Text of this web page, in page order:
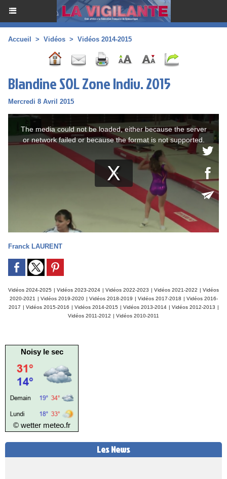
Accueil > Vidéos > Vidéos 2014-2015
Blandine SOL Zone Indiv. 2015
Mercredi 8 Avril 2015
Franck LAURENT
Vidéos 2024-2025 | Vidéos 2023-2024 | Vidéos 2022-2023 | Vidéos 2021-2022 | Vidéos
2020-2021 | Vidéos 2019-2020 | Vidéos 2018-2019 | Vidéos 2017-2018 | Vidéos 2016-
2017 | Vidéos 2015-2016 | Vidéos 2014-2015 | Vidéos 2013-2014 | Vidéos 2012-2013 |
Vidéos 2011-2012 | Vidéos 2010-2011
Noisy le sec
© wetter meteo.fr
Les News